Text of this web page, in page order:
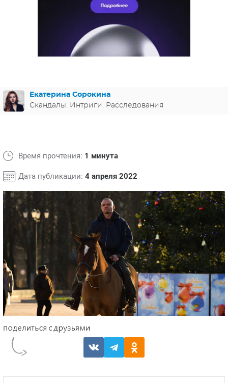
ГЕРМАНИЯ
СПОЙЛЕРЫ ИЗ СЕРИАЛОВ
Екатерина Сорокина
Скандалы. Интриги. Расследования
Время прочтения: 1 минута
Дата публикации: 4 апреля 2022